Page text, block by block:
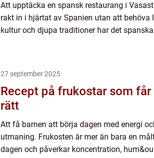
Att upptäcka en spansk restaurang i
rakt in i hjärtat av Spanien utan att
kultur och djupa traditioner har det
27 september 2025
Recept på frukostar som
rätt
Att få barnen att börja dagen med energi
utmaning. Frukosten är mer än bara en
dagen och påverkar koncentration,